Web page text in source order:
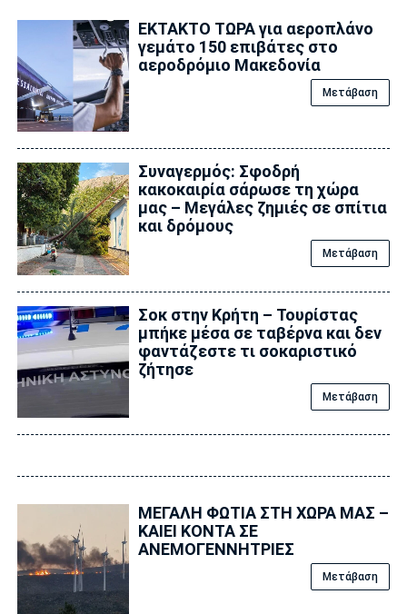
ΕΚΤΑΚΤΟ ΤΩΡΑ για αεροπλάνο
γεμάτο 150 επιβάτες στο
αεροδρόμιο Μακεδονία
Μετάβαση
Συναγερμός: Σφοδρή
κακοκαιρία σάρωσε τη χώρα
μας – Μεγάλες ζημιές σε σπίτια
και δρόμους
Μετάβαση
Σοκ στην Κρήτη – Τουρίστας
μπήκε μέσα σε ταβέρνα και δεν
φαντάζεστε τι σοκαριστικό
ζήτησε
Μετάβαση
ΜΕΓΑΛΗ ΦΩΤΙΑ ΣΤΗ ΧΩΡΑ ΜΑΣ –
ΚΑΙΕΙ ΚΟΝΤΑ ΣΕ
ΑΝΕΜΟΓΕΝΝΗΤΡΙΕΣ
Μετάβαση